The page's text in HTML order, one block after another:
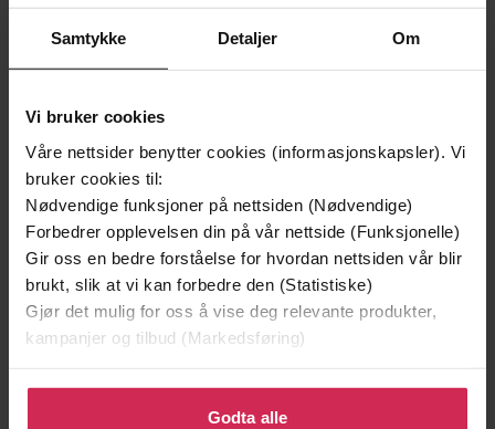
Samtykke Detaljer Om
Vi bruker cookies
Våre nettsider benytter cookies (informasjonskapsler). Vi
bruker cookies til:
Nødvendige funksjoner på nettsiden (Nødvendige)
Forbedrer opplevelsen din på vår nettside (Funksjonelle)
Gir oss en bedre forståelse for hvordan nettsiden vår blir
brukt, slik at vi kan forbedre den (Statistiske)
Gjør det mulig for oss å vise deg relevante produkter,
kampanjer og tilbud (Markedsføring)
Klikk på «Godta alle» for å gi oss ditt samtykke til å
bruke cookies for alle disse formålene. Du kan også
Godta alle
Minnesota
Jo Nesbø
EBOK
Jørn Lier Horst
Forfattere Mike Fairclough(forfatter)
Forlag John Catt
Utgitt 06.10.2016